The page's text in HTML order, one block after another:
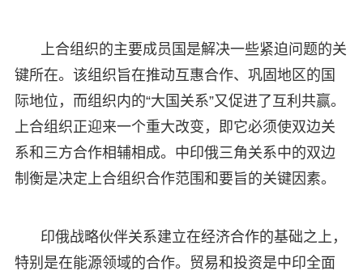
上合组织的主要成员国是解决一些紧迫问题的关
键所在。该组织旨在推动互惠合作、巩固地区的国
际地位，而组织内的“大国关系”又促进了互利共赢。
上合组织正迎来一个重大改变，即它必须使双边关
系和三方合作相辅相成。中印俄三角关系中的双边
制衡是决定上合组织合作范围和要旨的关键因素。
印俄战略伙伴关系建立在经济合作的基础之上，
特别是在能源领域的合作。贸易和投资是中印全面